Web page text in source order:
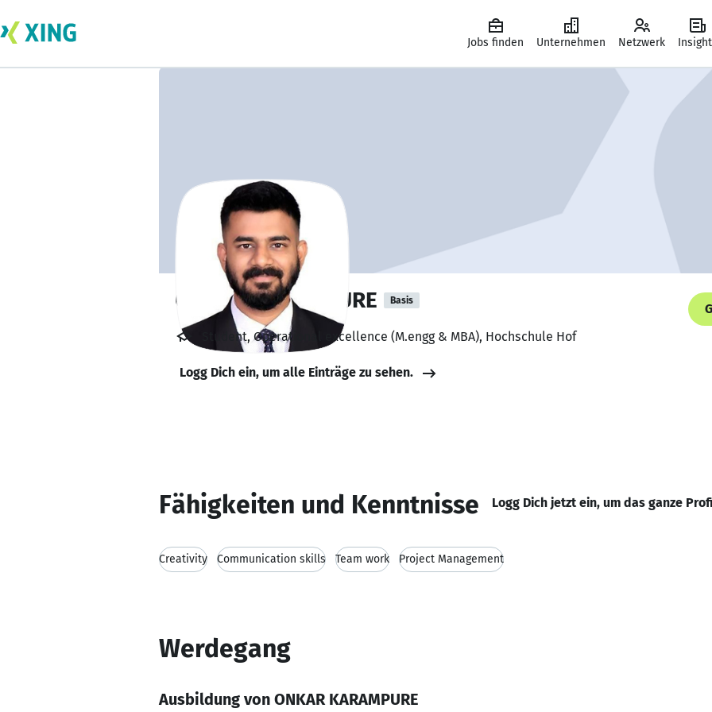
Jobs finden Unternehmen Netzwerk
ONKAR KARAMPURE Basis
Student, Operational excellence (M.engg & MBA), Hochschule Hof
Logg Dich ein, um alle Einträge zu sehen.
Fähigkeiten und Kenntnisse Logg Dich jetzt ein, um das ganze
Creativity Communication skills Team work Project Management
Werdegang
Ausbildung von ONKAR KARAMPURE